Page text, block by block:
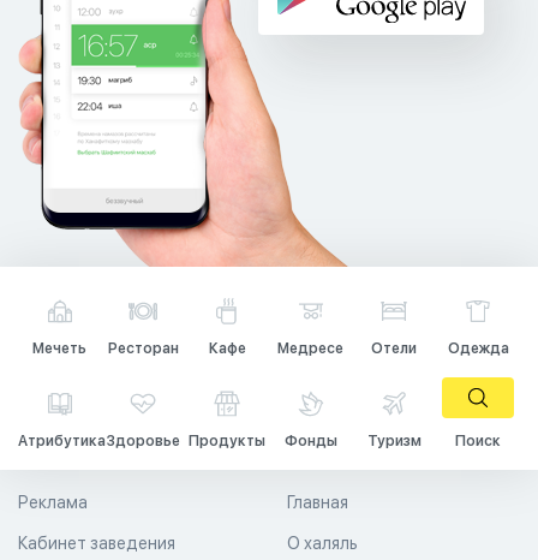
Мечеть Ресторан Кафе Медресе Отели Одежда
АтрибутикаЗдоровье Продукты Фонды Туризм Поиск
Главная
О халяль
Реклама
Кабинет заведения